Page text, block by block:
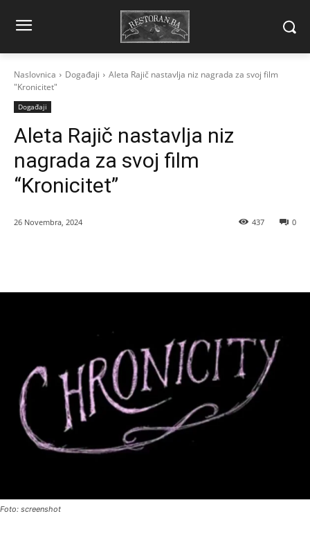
Naslovnica Događaji
Aleta Rajič nastavlja niz nagrada za svoj film
"Kronicitet"
Događaji
Aleta Rajič nastavlja niz
nagrada za svoj film
“Kronicitet”
26 Novembra, 2024 0
437
Foto: screenshot